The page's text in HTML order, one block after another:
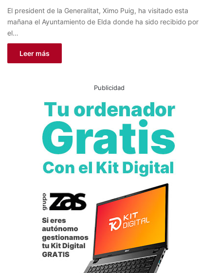
El president de la Generalitat, Ximo Puig, ha visitado esta
mañana el Ayuntamiento de Elda donde ha sido recibido por
el…
Leer más
Publicidad